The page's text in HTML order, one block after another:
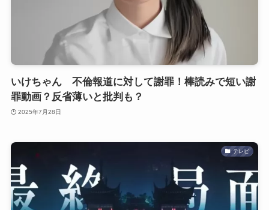
いけちゃん 不倫報道に対して謝罪！棒読みで短い謝
罪動画？反省薄いと批判も？
2025年7月28日
テレビ